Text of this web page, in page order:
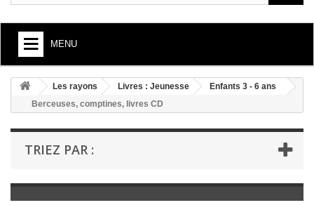
MENU
+
LIVRES : ARTS ET SOCIÉTÉ
+
LIVRES : LITTÉRATURE
+
LIVRES : JEUNESSE
Les rayons Livres : Jeunesse
Enfants 3 - 6 ans
Berceuses, comptines, livres CD
TRIEZ PAR :